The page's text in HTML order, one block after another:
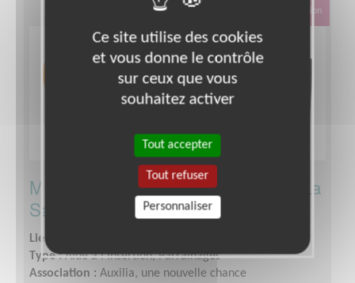
Éducation & Formation
Mentor à la Maison d'arrêt de Paris-La
Santé
Lieu :
Type :Aide à l'insertion, Parrainages
Association : Auxilia, une nouvelle chance
Ce site utilise des cookies
et vous donne le contrôle
sur ceux que vous
souhaitez activer
Tout accepter
Tout refuser
Personnaliser